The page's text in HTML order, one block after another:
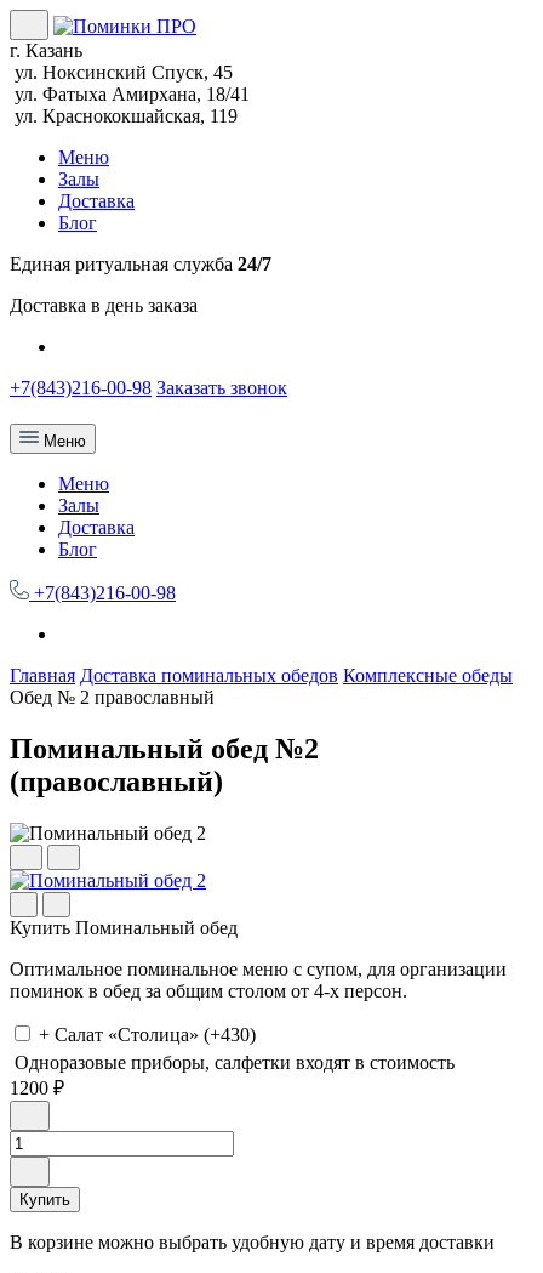
г. Казань
ул. Ноксинский Спуск, 45
ул. Фатыха Амирхана, 18/41
ул. Краснококшайская, 119
Меню
Залы
Доставка
Блог
Единая ритуальная служба 24/7
Доставка в день заказа
+7(843)216-00-98 Заказать звонок
Меню
Меню
Залы
Доставка
Блог
+7(843)216-00-98
Главная Доставка поминальных обедов Комплексные обеды
Обед № 2 православный
Поминальный обед №2
(православный)
Купить Поминальный обед
Оптимальное поминальное меню с супом, для организации
поминок в обед за общим столом от 4-х персон.
+ Салат «Столица» (+430)
Одноразовые приборы, салфетки входят в стоимость
1200 ₽
Купить
В корзине можно выбрать удобную дату и время доставки